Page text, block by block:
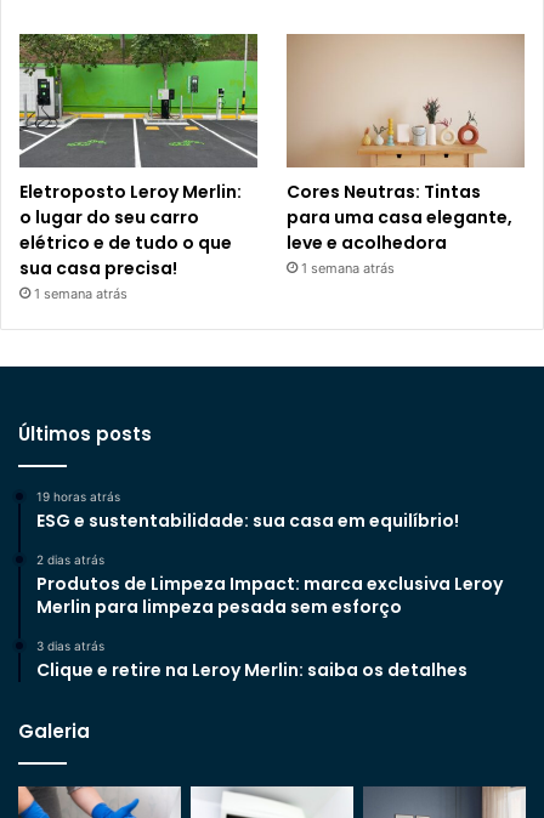
Eletroposto Leroy Merlin:
o lugar do seu carro
elétrico e de tudo o que
sua casa precisa!
1 semana atrás
Cores Neutras: Tintas
para uma casa elegante,
leve e acolhedora
1 semana atrás
Últimos posts
19 horas atrás
ESG e sustentabilidade: sua casa em equilíbrio!
2 dias atrás
Produtos de Limpeza Impact: marca exclusiva Leroy
Merlin para limpeza pesada sem esforço
3 dias atrás
Clique e retire na Leroy Merlin: saiba os detalhes
Galeria